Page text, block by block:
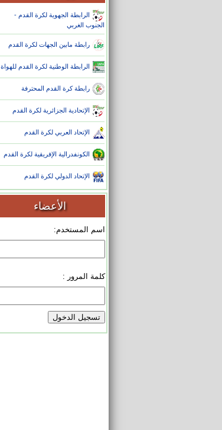
الرابطة الجهوية لكرة القدم -
الجنوب الغربي
رابطة مابين الجهات لكرة القدم
الرابطة الوطنية لكرة القدم للهواة
رابطة كرة القدم المحترفة
الإتحادية الجزائرية لكرة القدم
الإتحاد العربي لكرة القدم
الكونفدرالية الإفريقية لكرة القدم
الإتحاد الدولي لكرة القدم
الأعضاء
اسم المستخدم:
كلمة المرور :